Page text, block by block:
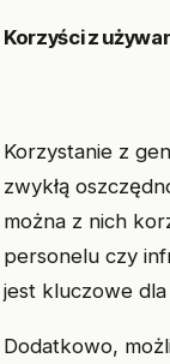
Korzyści z
Korzystanie z
zwykłą
można z nich
personelu czy
jest kluczowe
Dodatkowo,